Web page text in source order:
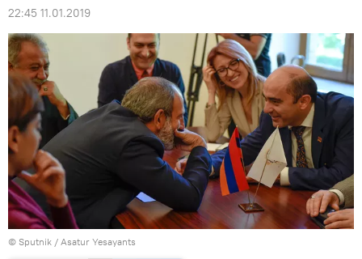
22:45 11.01.2019
© Sputnik / Asatur Yesayants